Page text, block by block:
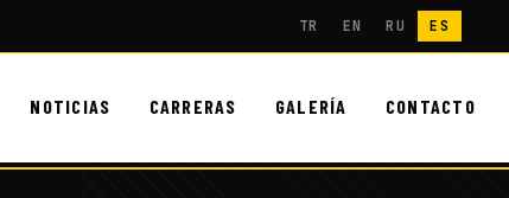
TR EN RU ES
NOTICIAS CARRERAS GALERÍA CONTACTO